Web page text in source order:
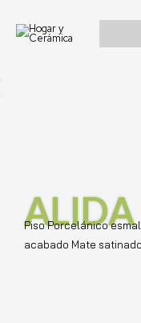
contenido
ALIDA
Piso Porcelánico
acabado Mate
de
entradas